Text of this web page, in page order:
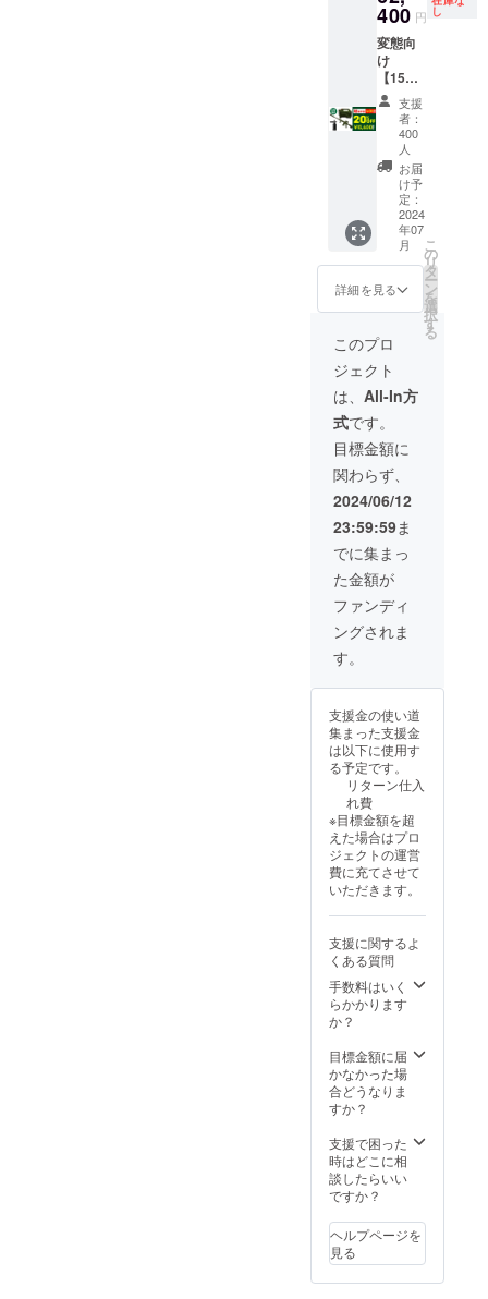
リーン
アシッ
ドバブ
ル
500ml
、ス
ノー
コー
ティン
グバブ
350ml)
・取扱
説明
書：有
説明書
の対応
日本語
・保証
期間：
30日間
保証
ク、ス
テンレ
ス ・付
属品：
グレ
ネード
ショッ
ト、
トップ
ショッ
ト、
シャ
ワー
ショッ
ト ・取
扱説明
書：有
の対応
日本語
・保証
期間：1
年保証
カー情
報 ・
メー
カーの
所在
地：日
本 ・法
人名：
（株）
NAGAR
品概要
につい
て ・商
品サイ
ズ / 重
量：約
25cm/1.
イフル
ウォッ
シュ本
体）
：
約36cm
25cm/7.
5kg
（ライ
フルタ
ンク本
体) ・素
材：プ
ク、ス
テンレ
ス ・付
属品：
ブラッ
ク
フォー
マー、
グレ
ネード
ショッ
ト、
トップ
ショッ
ト、
シャ
ワー
ショッ
ト ・取
・取扱
説明書
の対応
・保証
期間：1
年保証
シュブ
ラック
エディ
ション
は含ま
れませ
ターン
内容 ・
スノー
メンブ
ラック
エディ
ション
・阿修
羅 ・脱
脂シャ
（350m
l/単品＆
セッ
ト） ・
BASE(1
20ml/
ポーチ
セット)
・DEEP
BASE
l/ポーチ
セッ
ト） ・
シャド
ウ
（350m
l） ・シ
プー
（350m
l） ・ア
イアイ
ンデ
リート
（350m
l） ・ス
プラッ
シュ＆
ガラス
ポリッ
シュ
（ポー
チセッ
ト） ・
ファス
トガラ
ス ・ビ
ク
（350m
l） ・プ
ティン
グ
α（120
ml/ポー
ト） ・
スノー
バブル
（350m
400 円 し
変態向
け
【15Mp
a】ライ
フル
ウォッ
シュ×ラ
イフル
タンク
Green
〜 超超
早割：
62,400
円
定400個
ブラッ
ク
フォー
マー付
1.本商
品の
メー
カー情
報 ・
メー
カーの
所在
地：日
本 ・法
人名：
（株）
NAGAR
につい
て ・商
品サイ
ズ/重
量：約
110cm
×
25cm/1.
9kg(ラ
イフル
ウォッ
シュ本
体）
：約
36cm ×
25cm/7.
5kg
ンク本
体) ・素
材：プ
ク、ス
テンレ
ス ・付
属品：
ク
フォー
マー、
グレ
支援
者：
400
人
お届
け予
定：
2024
年07
月
詳細を見る
こ
の
リ
タ
ー
ン
を
選
択
す
る
このプロ
ジェクト
は、 All-In方
式です。
目標金額に
関わらず、
2024/06/12
23:59:59ま
でに集まっ
た金額が
ファンディ
ングされま
す。
支援金の使い道
集まった支援金
は以下に使用す
る予定です。
リターン仕入
れ費
※目標金額を超
えた場合はプロ
ジェクトの運営
費に充てさせて
いただきます。
支援に関するよ
くある質問
手数料はいく
らかかります
か？
目標金額に届
かなかった場
合どうなりま
すか？
支援で困った
時はどこに相
談したらいい
ですか？
ヘルプページを
見る